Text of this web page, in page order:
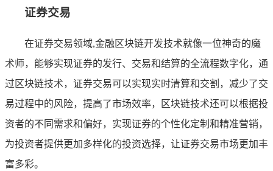
证券交易
在证券交易领域,金融区块链开发技术就像一位神奇的魔
术师，能够实现证券的发行、交易和结算的全流程数字化，通
过区块链技术，证券交易可以实现实时清算和交割，减少了交
易过程中的风险，提高了市场效率，区块链技术还可以根据投
资者的不同需求和偏好，实现证券的个性化定制和精准营销，
为投资者提供更加多样化的投资选择，让证券交易市场更加丰
富多彩。